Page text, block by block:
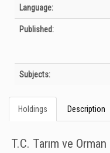
Language:
Published:
Subjects:
Holdings Description
T.C. Tarım ve